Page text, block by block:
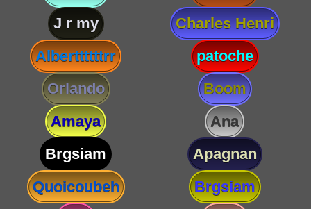
J r my
Charles Henri
Alberttttttrr
patoche
Orlando
Boom
Amaya
Ana
Brgsiam
Apagnan
Quoicoubeh
Brgsiam